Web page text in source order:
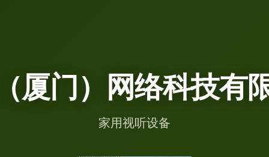
厦门）网络科技有
家用视听设备